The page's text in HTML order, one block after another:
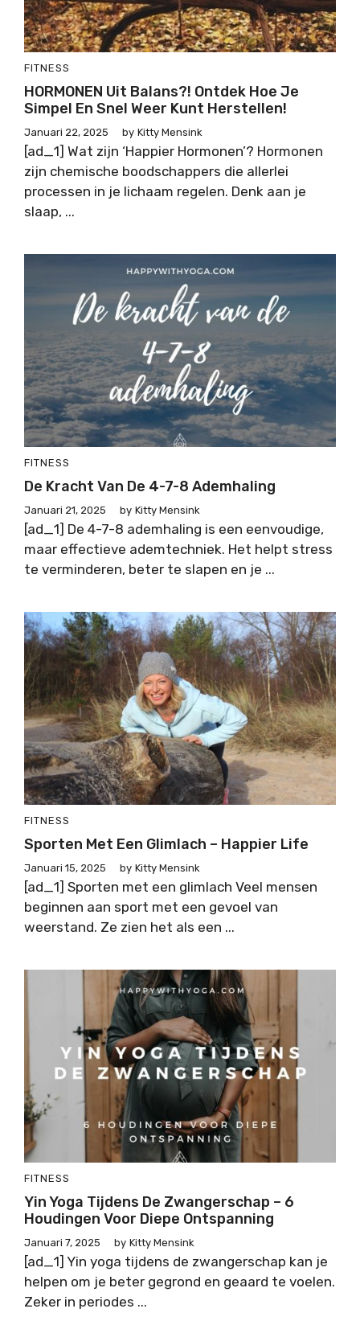
FITNESS
HORMONEN Uit Balans?! Ontdek Hoe Je
Simpel En Snel Weer Kunt Herstellen!
Januari 22, 2025 by Kitty Mensink
[ad_1] Wat zijn ‘Happier Hormonen’? Hormonen
zijn chemische boodschappers die allerlei
processen in je lichaam regelen. Denk aan je
slaap, ...
FITNESS
De Kracht Van De 4-7-8 Ademhaling
Januari 21, 2025 by Kitty Mensink
[ad_1] De 4-7-8 ademhaling is een eenvoudige,
maar effectieve ademtechniek. Het helpt stress
te verminderen, beter te slapen en je ...
FITNESS
Sporten Met Een Glimlach – Happier Life
Januari 15, 2025 by Kitty Mensink
[ad_1] Sporten met een glimlach Veel mensen
beginnen aan sport met een gevoel van
weerstand. Ze zien het als een ...
FITNESS
Yin Yoga Tijdens De Zwangerschap – 6
Houdingen Voor Diepe Ontspanning
Januari 7, 2025 by Kitty Mensink
[ad_1] Yin yoga tijdens de zwangerschap kan je
helpen om je beter gegrond en geaard te voelen.
Zeker in periodes ...